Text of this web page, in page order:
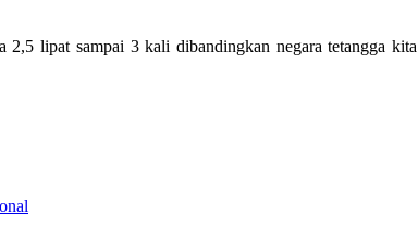
lipat sampai 3 kali dibandingkan negara tetangga